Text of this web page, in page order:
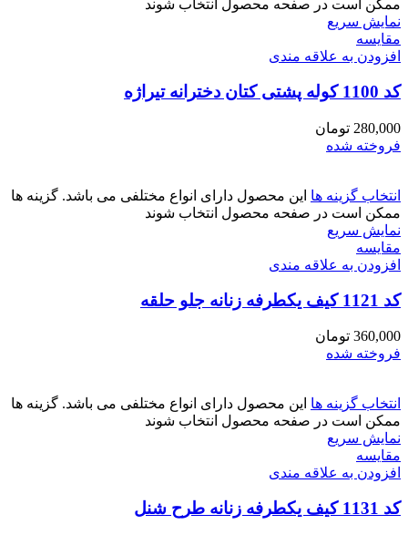
ممکن است در صفحه محصول انتخاب شوند
نمایش سریع
مقايسه
افزودن به علاقه مندی
کد 1100 کوله پشتی کتان دخترانه تیراژه
280,000 تومان
فروخته شده
انتخاب گزینه ها این محصول دارای انواع مختلفی می باشد. گزینه ها
ممکن است در صفحه محصول انتخاب شوند
نمایش سریع
مقايسه
افزودن به علاقه مندی
کد 1121 کیف یکطرفه زنانه جلو حلقه
360,000 تومان
فروخته شده
انتخاب گزینه ها این محصول دارای انواع مختلفی می باشد. گزینه ها
ممکن است در صفحه محصول انتخاب شوند
نمایش سریع
مقايسه
افزودن به علاقه مندی
کد 1131 کیف یکطرفه زنانه طرح شنل